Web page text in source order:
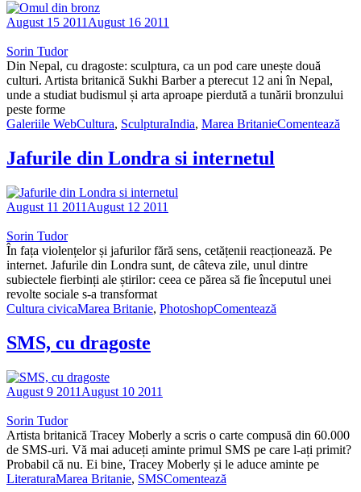
August 15 2011 August 16 2011
Sorin Tudor
Din Nepal, cu dragoste: sculptura, ca un pod care unește două
culturi. Artista britanică Sukhi Barber a pterecut 12 ani în Nepal,
unde a studiat budismul și arta aproape pierdută a tunării bronzului
peste forme
Galeriile WebCultura, SculpturaIndia, Marea BritanieComentează
Jafurile din Londra si internetul
August 11 2011 August 12 2011
Sorin Tudor
În fața violențelor și jafurilor fără sens, cetățenii reacționează. Pe
internet. Jafurile din Londra sunt, de câteva zile, unul dintre
subiectele fierbinți ale știrilor: ceea ce părea să fie începutul unei
revolte sociale s-a transformat
Cultura civicaMarea Britanie, PhotoshopComentează
SMS, cu dragoste
August 9 2011 August 10 2011
Sorin Tudor
Artista britanică Tracey Moberly a scris o carte compusă din 60.000
de SMS-uri. Vă mai aduceți aminte primul SMS pe care l-ați primit?
Probabil că nu. Ei bine, Tracey Moberly și le aduce aminte pe
LiteraturaMarea Britanie, SMSComentează